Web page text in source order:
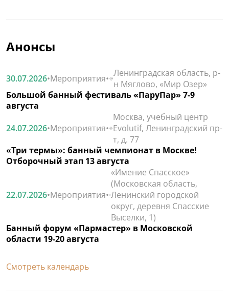
Анонсы
30.07.2026•Мероприятия• Ленинградская область, р-
н Мяглово, «Мир Озер»
Большой банный фестиваль «ПаруПар» 7-9
августа
24.07.2026•Мероприятия•
Москва, учебный центр
Evolutif, Ленинградский пр-
т, д. 77
«Три термы»: банный чемпионат в Москве!
Отборочный этап 13 августа
22.07.2026•Мероприятия•
«Имение Спасское»
(Московская область,
Ленинский городской
округ, деревня Спасские
Выселки, 1)
Банный форум «Пармастер» в Московской
области 19-20 августа
Смотреть календарь